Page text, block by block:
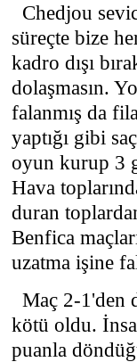
Chedjou
süreçte bize
kadro dışı
dolaşmasın.
falanmış da
yaptığı gibi
oyun kurup 3
Hava
duran
Benfica
uzatma işine
Maç 2-1'den
kötü oldu.
puanla